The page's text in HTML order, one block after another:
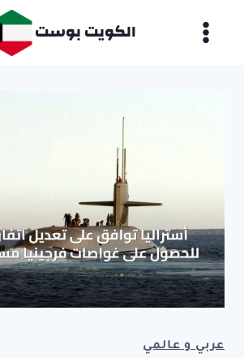
الكويت بوست
عربي و عالمي